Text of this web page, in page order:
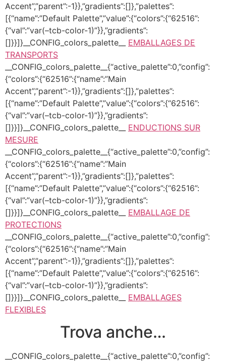
Accent”,”parent”:-1}},”gradients”:[]},”palettes”:
[{“name”:”Default Palette”,”value”:{“colors”:{“62516”:
{“val”:”var(–tcb-color-1)”}},”gradients”:
[]}}]}__CONFIG_colors_palette__ EMBALLAGES DE
TRANSPORTS
__CONFIG_colors_palette__{“active_palette”:0,”config”:
{“colors”:{“62516”:{“name”:”Main
Accent”,”parent”:-1}},”gradients”:[]},”palettes”:
[{“name”:”Default Palette”,”value”:{“colors”:{“62516”:
{“val”:”var(–tcb-color-1)”}},”gradients”:
[]}}]}__CONFIG_colors_palette__ ENDUCTIONS SUR
MESURE
__CONFIG_colors_palette__{“active_palette”:0,”config”:
{“colors”:{“62516”:{“name”:”Main
Accent”,”parent”:-1}},”gradients”:[]},”palettes”:
[{“name”:”Default Palette”,”value”:{“colors”:{“62516”:
{“val”:”var(–tcb-color-1)”}},”gradients”:
[]}}]}__CONFIG_colors_palette__ EMBALLAGE DE
PROTECTIONS
__CONFIG_colors_palette__{“active_palette”:0,”config”:
{“colors”:{“62516”:{“name”:”Main
Accent”,”parent”:-1}},”gradients”:[]},”palettes”:
[{“name”:”Default Palette”,”value”:{“colors”:{“62516”:
{“val”:”var(–tcb-color-1)”}},”gradients”:
[]}}]}__CONFIG_colors_palette__ EMBALLAGES
FLEXIBLES
Trova anche…
__CONFIG_colors_palette__{“active_palette”:0,”config”: